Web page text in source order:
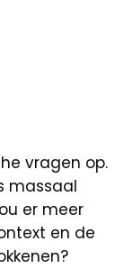
vragen op.
massaal
er meer
en de